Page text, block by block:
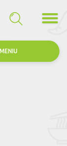
MENIU